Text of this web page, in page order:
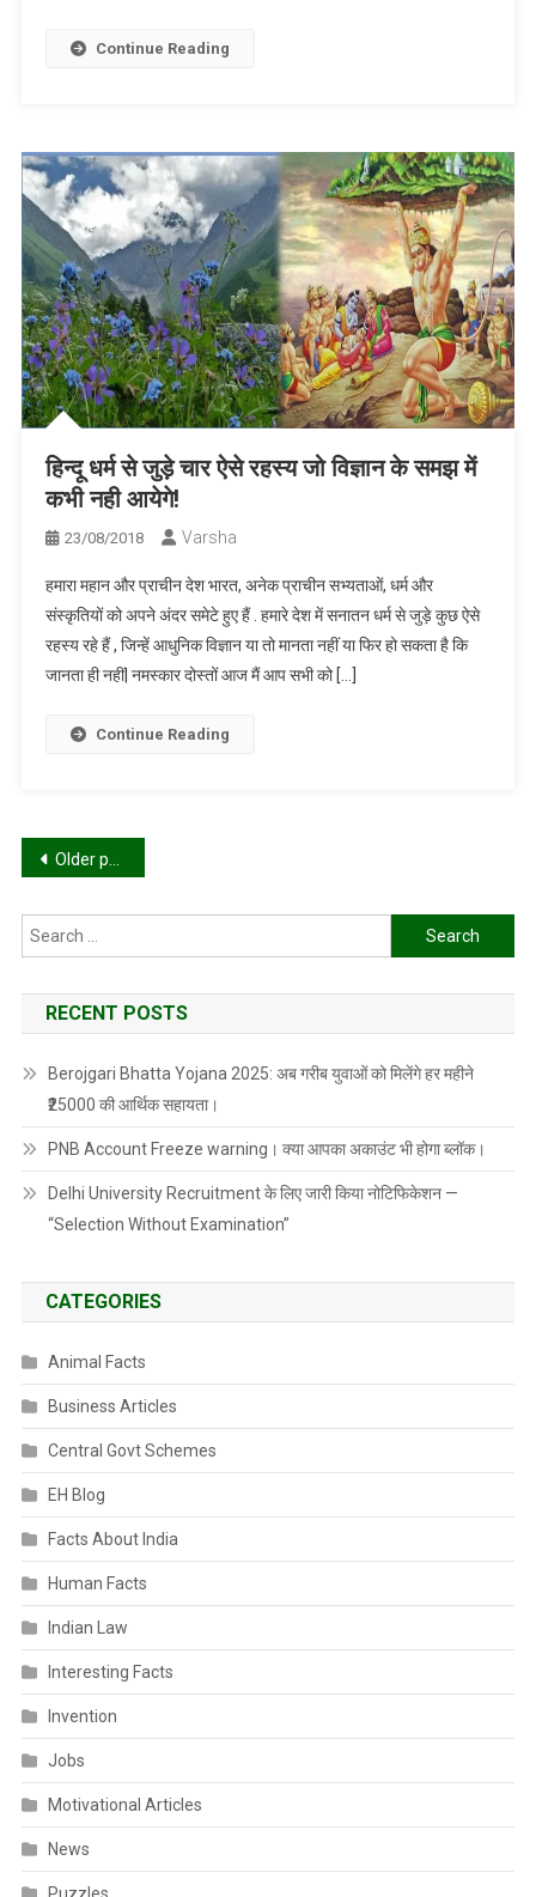
Continue Reading
हिन्दू धर्म से जुड़े चार ऐसे रहस्य जो विज्ञान के समझ में
कभी नही आयेगे!
23/08/2018 Varsha
हमारा महान और प्राचीन देश भारत, अनेक प्राचीन सभ्यताओं, धर्म और
संस्कृतियों को अपने अंदर समेटे हुए हैं . हमारे देश में सनातन धर्म से जुड़े कुछ ऐसे
रहस्य रहे हैं , जिन्हें आधुनिक विज्ञान या तो मानता नहीं या फिर हो सकता है कि
जानता ही नहीं| नमस्कार दोस्तों आज मैं आप सभी को […]
Continue Reading
Posts
navigation
Older posts
Search
for:
RECENT POSTS
Berojgari Bhatta Yojana 2025: अब गरीब युवाओं को मिलेंगे हर महीने
₹25000 की आर्थिक सहायता।
PNB Account Freeze warning। क्या आपका अकाउंट भी होगा ब्लॉक।
Delhi University Recruitment के लिए जारी किया नोटिफिकेशन —
“Selection Without Examination”
CATEGORIES
Animal Facts
Business Articles
Central Govt Schemes
EH Blog
Facts About India
Human Facts
Indian Law
Interesting Facts
Invention
Jobs
Motivational Articles
News